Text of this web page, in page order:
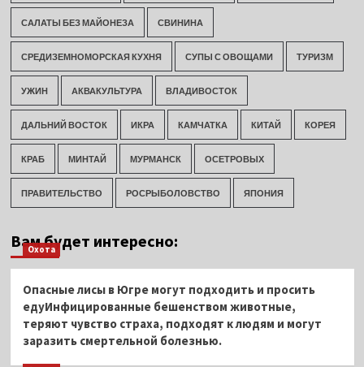
САЛАТЫ БЕЗ МАЙОНЕЗА СВИНИНА
СРЕДИЗЕМНОМОРСКАЯ КУХНЯ СУПЫ С ОВОЩАМИ ТУРИЗМ
УЖИН АКВАКУЛЬТУРА ВЛАДИВОСТОК
ДАЛЬНИЙ ВОСТОК ИКРА КАМЧАТКА КИТАЙ КОРЕЯ
КРАБ МИНТАЙ МУРМАНСК ОСЕТРОВЫХ
ПРАВИТЕЛЬСТВО РОСРЫБОЛОВСТВО ЯПОНИЯ
Вам будет интересно:
Охота
Опасные лисы в Югре могут подходить и просить
едуИнфицированные бешенством животные,
теряют чувство страха, подходят к людям и могут
заразить смертельной болезнью.